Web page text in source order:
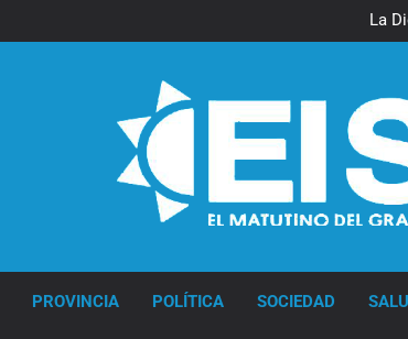
La
La
PROVINCIA POLÍTICA SOCIEDAD